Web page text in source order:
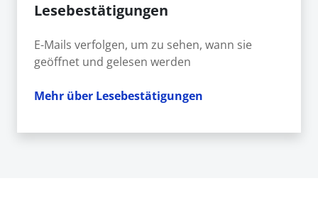
Lesebestätigungen
E-Mails verfolgen, um zu sehen, wann sie
geöffnet und gelesen werden
Mehr über Lesebestätigungen